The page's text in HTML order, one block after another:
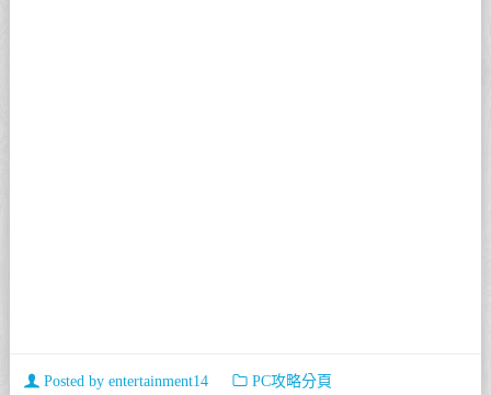
Posted by entertainment14 PC攻略分頁